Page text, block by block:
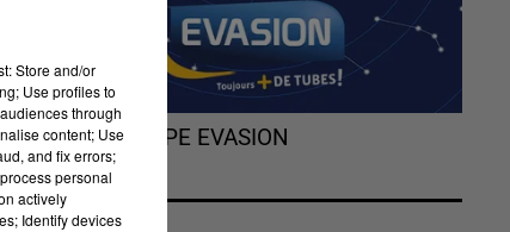
L'HOROSCOPE EVASION
Store and/or
Use profiles to
through
content; Use
and fix errors;
personal
actively
Identify devices